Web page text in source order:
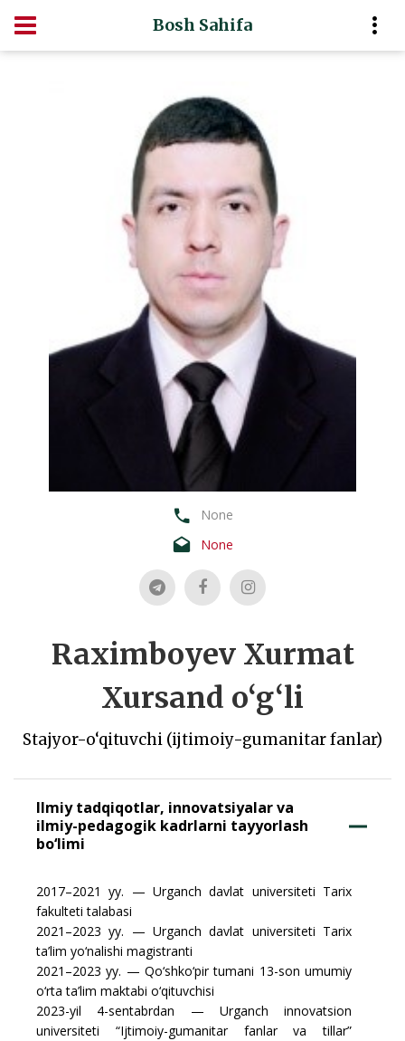
Bosh Sahifa
None
None
Raximboyev Xurmat
Xursand o‘g‘li
Stajyor-o‘qituvchi (ijtimoiy-gumanitar fanlar)
Ilmiy tadqiqotlar, innovatsiyalar va
ilmiy-pedagogik kadrlarni tayyorlash
bo‘limi
2017–2021 yy. — Urganch davlat universiteti Tarix
fakulteti talabasi
2021–2023 yy. — Urganch davlat universiteti Tarix
ta’lim yo‘nalishi magistranti
2021–2023 yy. — Qo‘shko‘pir tumani 13-son umumiy
o‘rta ta’lim maktabi o‘qituvchisi
2023-yil 4-sentabrdan — Urganch innovatsion
universiteti “Ijtimoiy-gumanitar fanlar va tillar”